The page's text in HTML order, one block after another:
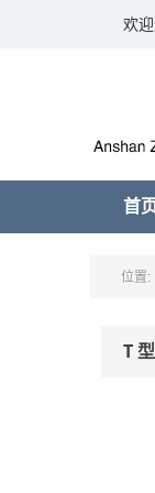
欢
首页
位置:
T